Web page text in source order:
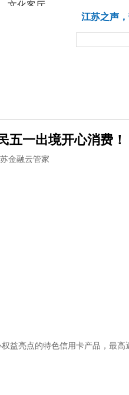
文化客厅
江苏之声
五一出境开心消费
金融云管家
亮点的特色信用卡产品，最高